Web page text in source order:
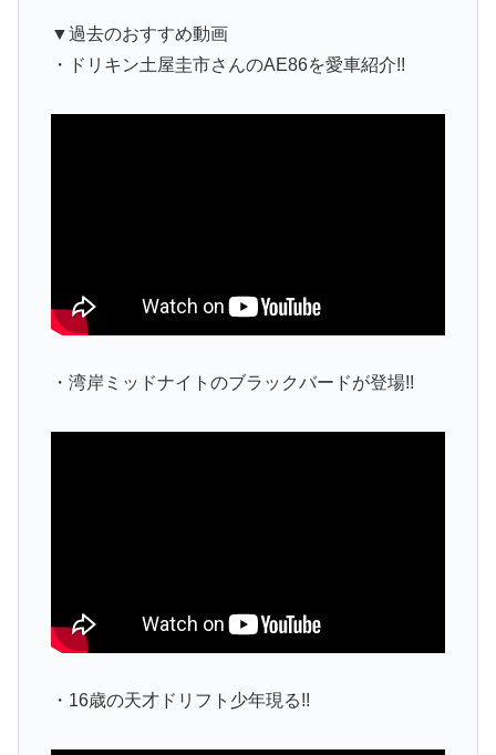
▼過去のおすすめ動画
・ドリキン土屋圭市さんのAE86を愛車紹介!!
・湾岸ミッドナイトのブラックバードが登場!!
・16歳の天才ドリフト少年現る!!